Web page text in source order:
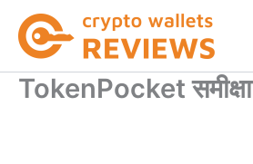
content
TokenPocket समीक्षा